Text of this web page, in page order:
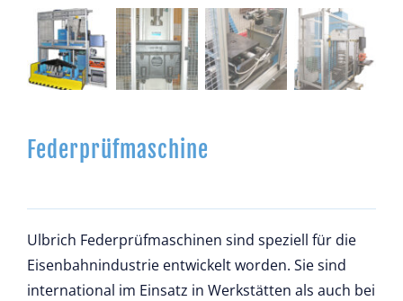
Federprüfmaschine
Ulbrich Federprüfmaschinen sind speziell für die
Eisenbahnindustrie entwickelt worden. Sie sind
international im Einsatz in Werkstätten als auch bei